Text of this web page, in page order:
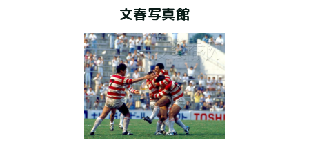
文春写真館